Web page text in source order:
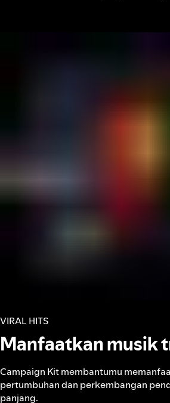
VIRAL HITS
Manfaatkan musik
Campaign Kit membantumu
pertumbuhan dan perkembangan
panjang.